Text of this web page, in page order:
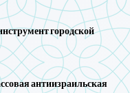
городской
антиизраильская